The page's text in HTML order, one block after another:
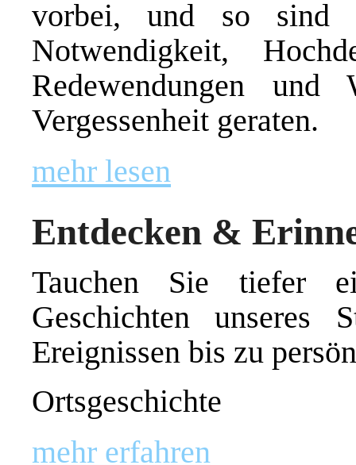
vorbei, und so sind
Notwendigkeit,
Redewendungen
Vergessenheit geraten.
mehr lesen
Entdecken &
Tauchen Sie tiefer
Geschichten unseres
Ereignissen bis zu
Ortsgeschichte
mehr erfahren